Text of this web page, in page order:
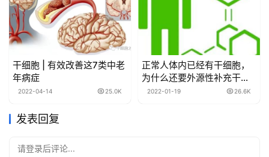
干细胞 | 有效改善这7类中老
年病症
2022-04-14 25.0K
正常人体内已经有干细胞，
为什么还要外源性补充干细
胞？
2022-01-19 26.6K
发表回复
请登录后评论...